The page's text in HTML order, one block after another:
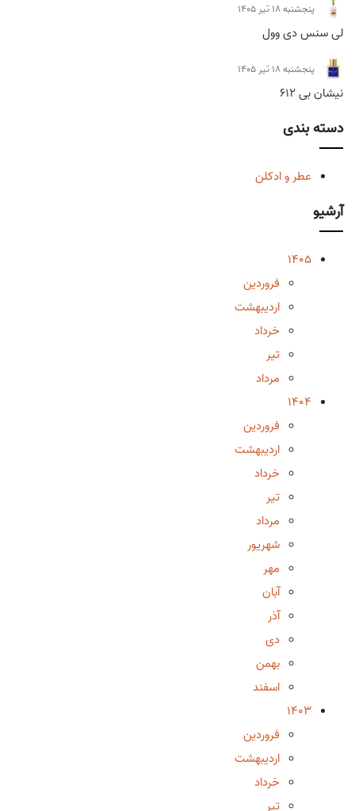
پنجشنبه 18 تیر 1405
لی سنس دی وول
پنجشنبه 18 تیر 1405
نیشان بی 612
دسته بندی
عطر و ادکلن
آرشیو
1405
فروردین
اردیبهشت
خرداد
تیر
مرداد
1404
فروردین
اردیبهشت
خرداد
تیر
مرداد
شهریور
مهر
آبان
آذر
دی
بهمن
اسفند
1403
فروردین
اردیبهشت
خرداد
تیر